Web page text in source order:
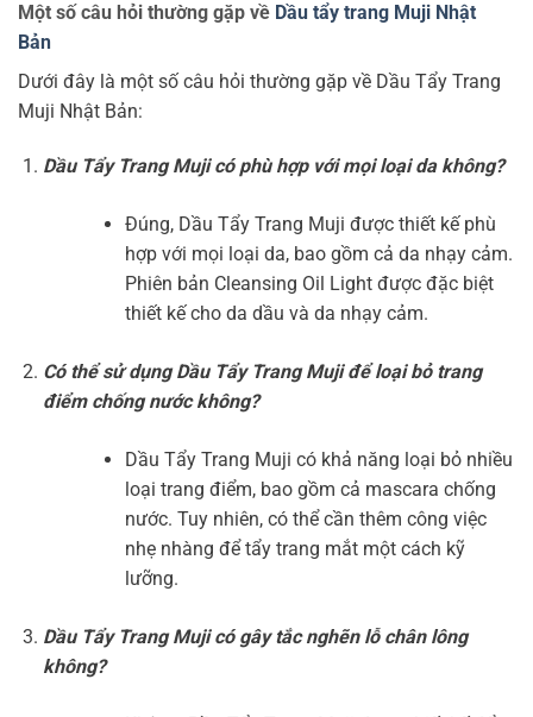
Một số câu hỏi thường gặp về Dầu tẩy trang Muji Nhật
Bản
Dưới đây là một số câu hỏi thường gặp về Dầu Tẩy Trang
Muji Nhật Bản:
Dầu Tẩy Trang Muji có phù hợp với mọi loại da không?
Đúng, Dầu Tẩy Trang Muji được thiết kế phù
hợp với mọi loại da, bao gồm cả da nhạy cảm.
Phiên bản Cleansing Oil Light được đặc biệt
thiết kế cho da dầu và da nhạy cảm.
Có thể sử dụng Dầu Tẩy Trang Muji để loại bỏ trang
điểm chống nước không?
Dầu Tẩy Trang Muji có khả năng loại bỏ nhiều
loại trang điểm, bao gồm cả mascara chống
nước. Tuy nhiên, có thể cần thêm công việc
nhẹ nhàng để tẩy trang mắt một cách kỹ
lưỡng.
Dầu Tẩy Trang Muji có gây tắc nghẽn lỗ chân lông
không?